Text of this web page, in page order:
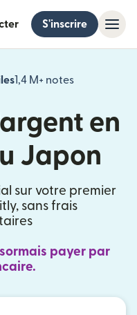
S'inscrire
1,4 M+ notes
en
Japon
sur votre premier
sans frais
payer par